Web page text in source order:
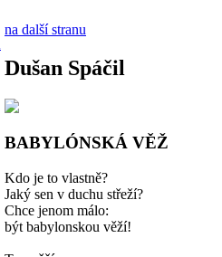
na další stranu
Dušan Spáčil
BABYLÓNSKÁ VĚŽ
Kdo je to vlastně?
Jaký sen v duchu střeží?
Chce jenom málo:
být babylonskou věží!